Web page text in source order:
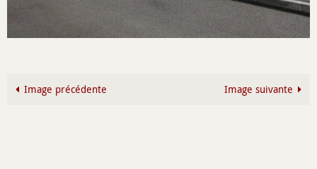
Image précédente Image suivante